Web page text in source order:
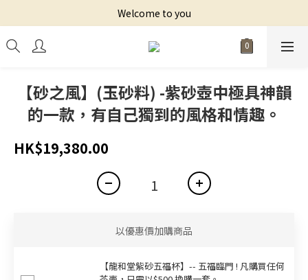
Welcome to you
【砂之風】(玉砂料) -紫砂壺中極具神韻
的一款，有自己獨到的風格和情趣。
HK$19,380.00
以優惠價加購商品
【龍和堂紫砂五福杯‬】-- 五福臨門 ! 凡購買任何